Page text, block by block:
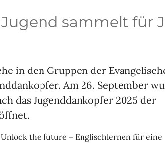
Jugend sammelt für
in den Gruppen der
Am 26. September
das Jugenddankopfer 2025 der
the future – Englischlernen für eine